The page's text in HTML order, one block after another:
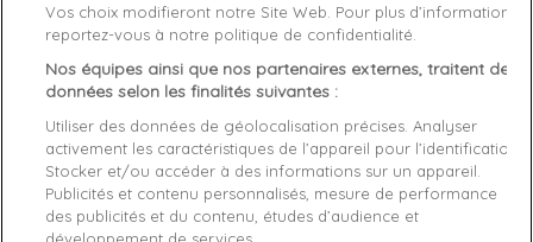
Description Détails du produit Fabriquant
Détails supplémentaires :
Longueur de couture interne : 75 cm (taille S)
Coupe : Conforme à la taille choisie, avec une finition qui
suit parfaitement les formes du corps tout en
garantissant un confort optimal.
Vos choix modifieront notre Site Web. Pour plus d’informations,
reportez-vous à notre politique de confidentialité.
Nos équipes ainsi que nos partenaires externes, traitent des
données selon les finalités suivantes :
Utiliser des données de géolocalisation précises. Analyser
activement les caractéristiques de l’appareil pour l’identification.
Stocker et/ou accéder à des informations sur un appareil.
Publicités et contenu personnalisés, mesure de performance
des publicités et du contenu, études d’audience et